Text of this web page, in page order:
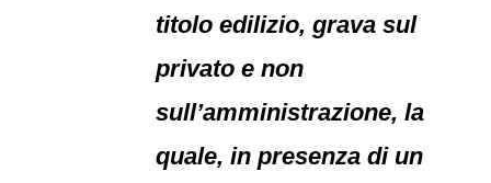
titolo edilizio, grava sul
privato e non
sull’amministrazione, la
quale, in presenza di un